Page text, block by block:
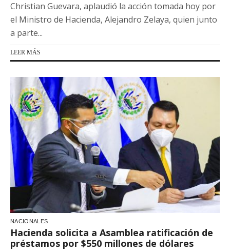
Christian Guevara, aplaudió la acción tomada hoy por
el Ministro de Hacienda, Alejandro Zelaya, quien junto
a parte...
LEER MÁS
NACIONALES
Hacienda solicita a Asamblea ratificación de
préstamos por $550 millones de dólares